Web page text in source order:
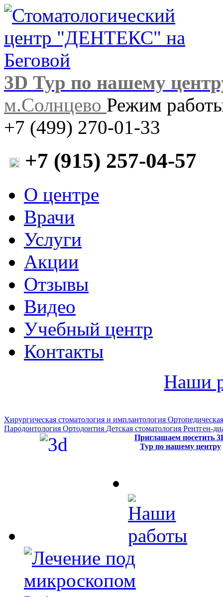
3D Тур по нашему
м.Солнцево Режим
+7 (499) 270-01-33
+7 (915) 257-04-57
О центре
Врачи
Услуги
Акции
Отзывы
Видео
Учебный центр
Контакты
Наши
Хирургическая стоматология и имплантология
Пародонтология Ортодонтия Детская стоматология Рентген-
Приглашаем посетить
Тур по нашему центру